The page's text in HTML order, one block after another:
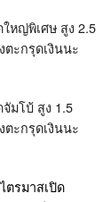
หญ่พิเศษ สูง 2.5
ะกรุดเงินนะ
มโบ้ สูง 1.5
ะกรุดเงินนะ